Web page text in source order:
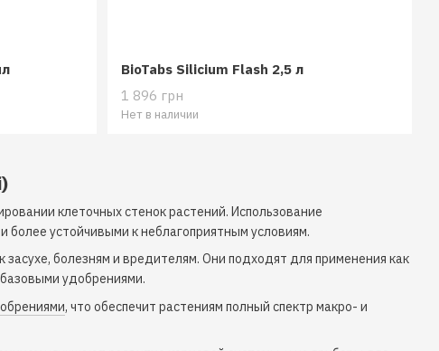
клеточных стенок растений. Использование
устойчивыми к неблагоприятным условиям.
болезням и вредителям. Они подходят для применения как
удобрениями.
, что обеспечит растениям полный спектр макро- и
BioTabs Silicium Flash 2,5 л
1 896 грн
Нет в наличии